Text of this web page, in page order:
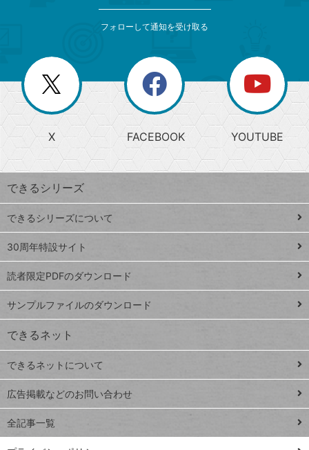
じ
る
search
検
索
上
昇
ワ
ー
ド
Google
スプレ
ッドシ
ート
iPhone
VLOOKUP
close
閉じ
る
閉
じ
る
ー
か
ら
探
す
ト
ッ
プ
ペ
ジ
連載
Excel Q&A
トイアンナ流仕
事術
PowerAutomate
フォローして通知を受け取る
X FACEBOOK YOUTUBE
できるシリーズ
できるシリーズについて
30周年特設サイト
読者限定PDFのダウンロード
サンプルファイルのダウンロード
できるネット
できるネットについて
広告掲載などのお問い合わせ
全記事一覧